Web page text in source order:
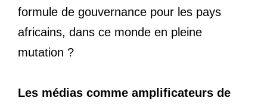
formule de gouvernance pour les pays
africains, dans ce monde en pleine
mutation ?
Les médias comme amplificateurs de